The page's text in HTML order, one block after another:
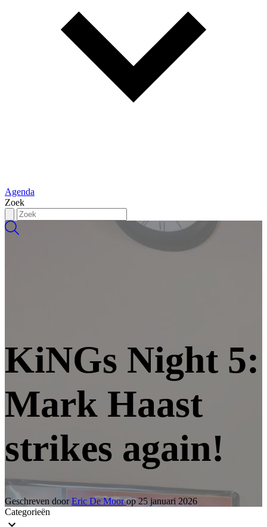
Agenda
Zoek
KiNGs Night 5:
Mark Haast
strikes again!
Geschreven doorEric De Moorop25 januari 2026
Categorieën